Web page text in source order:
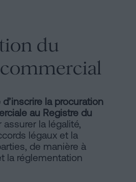
du
la procuration
au Registre du
assurer la légalité,
légaux et la
de manière à
la réglementation